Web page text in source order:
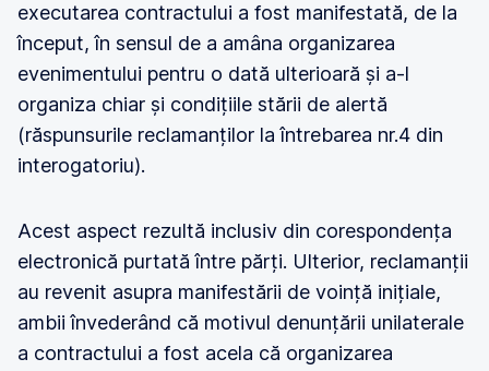
executarea contractului a fost manifestată, de la
început, în sensul de a amâna organizarea
evenimentului pentru o dată ulterioară și a-l
organiza chiar și condițiile stării de alertă
(răspunsurile reclamanților la întrebarea nr.4 din
interogatoriu).
Acest aspect rezultă inclusiv din corespondența
electronică purtată între părți. Ulterior, reclamanții
au revenit asupra manifestării de voință inițiale,
ambii învederând că motivul denunțării unilaterale
a contractului a fost acela că organizarea